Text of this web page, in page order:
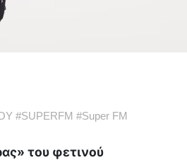
#SUPERFM #Super FM
του φετινού